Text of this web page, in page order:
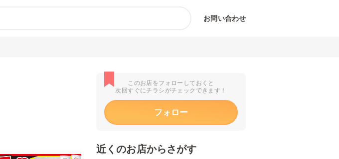
お問い合わせ
このお店をフォローしておくと
次回すぐにチラシがチェックできます！
フォロー
近くのお店からさがす